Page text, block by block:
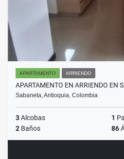
APARTAMENTO ARRIENDO
APARTAMENTO EN ARRIENDO EN
Sabaneta, Antioquia, Colombia
3Alcobas 1
2 Baños 86